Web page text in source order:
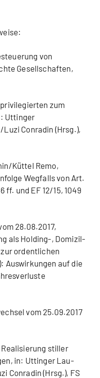
von
Gesellschaften,
zum
Uttinger
Conradin (Hrsg.),
Küttel Remo,
Wegfalls von Art.
ff. und EF 12/15, 1049
28.08.2017,
als Holding-, Domizil-
ordentlichen
Auswirkungen auf die
vom 25.09.2017
stiller
in: Uttinger Lau-
Conradin (Hrsg.), FS